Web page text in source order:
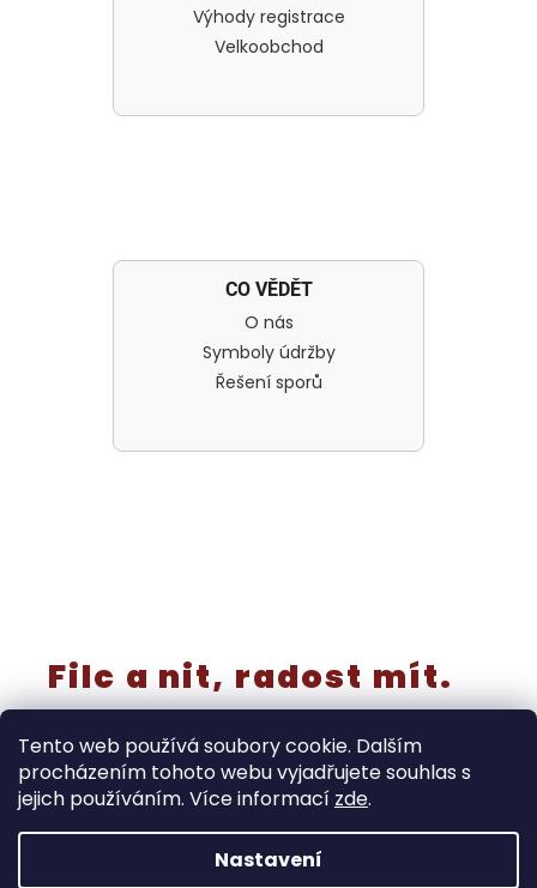
Tento web používá soubory cookie. Dalším
procházením tohoto webu vyjadřujete souhlas s
jejich používáním. Více informací zde.
Nastavení
‼️Rušíme kategorii “výřezy a knoflíky” - již nebudou
Výhody registrace
Velkoobchod
CO VĚDĚT
O nás
Symboly údržby
Řešení sporů
Filc a nit, radost mít.
Vytvořil Shoptet